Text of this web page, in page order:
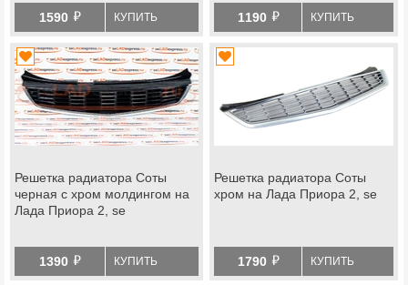
1590 й КУПИТЬ 1190 й КУПИТЬ
Решетка радиатора Соты
черная с хром молдингом на
Лада Приора 2, se
1390 й КУПИТЬ
Решетка радиатора Соты
хром на Лада Приора 2, se
1790 й КУПИТЬ